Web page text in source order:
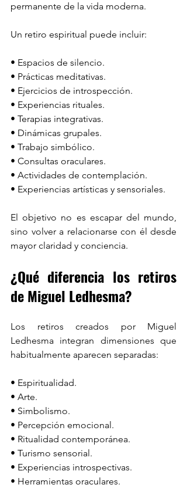
permanente de la vida moderna.
Un retiro espiritual puede incluir:
• Espacios de silencio.
• Prácticas meditativas.
• Ejercicios de introspección.
• Experiencias rituales.
• Terapias integrativas.
• Dinámicas grupales.
• Trabajo simbólico.
• Consultas oraculares.
• Actividades de contemplación.
• Experiencias artísticas y sensoriales.
El objetivo no es escapar del mundo,
sino volver a relacionarse con él desde
mayor claridad y conciencia.
¿Qué diferencia los retiros
de Miguel Ledhesma?
Los retiros creados por Miguel
Ledhesma integran dimensiones que
habitualmente aparecen separadas:
• Espiritualidad.
• Arte.
• Simbolismo.
• Percepción emocional.
• Ritualidad contemporánea.
• Turismo sensorial.
• Experiencias introspectivas.
• Herramientas oraculares.